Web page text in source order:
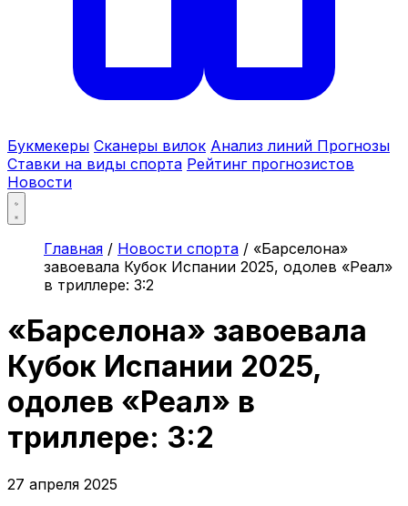
Букмекеры Сканеры вилок Анализ линий Прогнозы
Ставки на виды спорта Рейтинг прогнозистов
Новости
Главная / Новости спорта / «Барселона»
завоевала Кубок Испании 2025, одолев «Реал»
в триллере: 3:2
«Барселона» завоевала
Кубок Испании 2025,
одолев «Реал» в
триллере: 3:2
27 апреля 2025